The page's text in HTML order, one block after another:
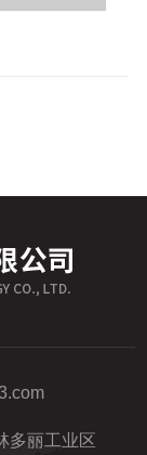
多丽工业区